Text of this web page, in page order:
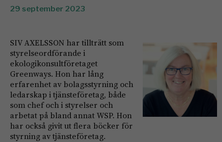
29 september 2023
SIV AXELSSON har tillträtt som
styrelseordförande i
ekologikonsultföretaget
Greenways. Hon har lång
erfarenhet av bolagsstyrning och
ledarskap i tjänsteföretag, både
som chef och i styrelser och
arbetat på bland annat WSP. Hon
har också givit ut flera böcker för
styrning av tjänsteföretag.